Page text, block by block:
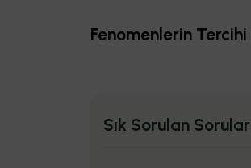
Fenomenlerin Tercihi
köşesi,
ister
sade
hali.
Sık Sorulan Sorular